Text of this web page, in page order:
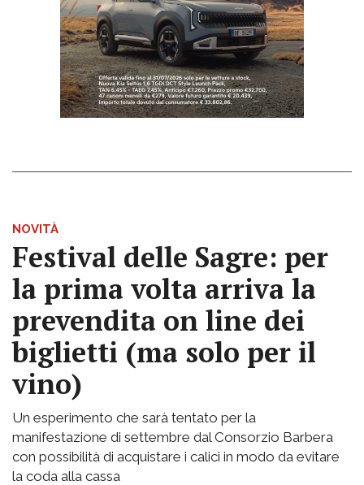
NOVITÀ
Festival delle Sagre: per
la prima volta arriva la
prevendita on line dei
biglietti (ma solo per il
vino)
Un esperimento che sarà tentato per la
manifestazione di settembre dal Consorzio Barbera
con possibilità di acquistare i calici in modo da evitare
la coda alla cassa